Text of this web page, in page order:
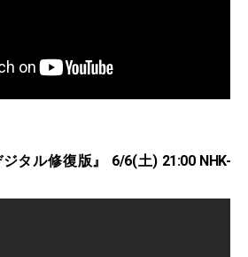
タル修復版』 6/6(土) 21:00 NHK-